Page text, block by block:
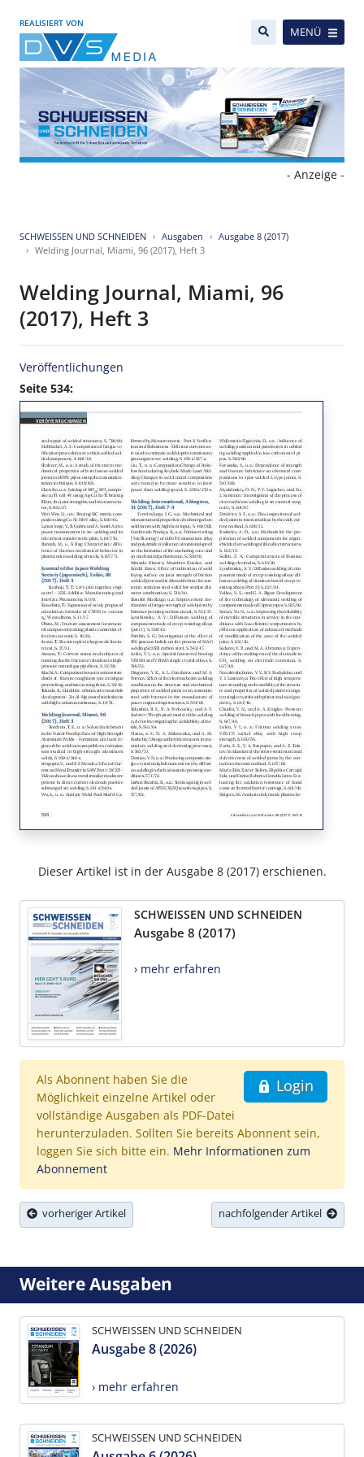
REALISIERT VON
MENÜ
- Anzeige -
SCHWEISSEN UND SCHNEIDEN Ausgaben
Ausgabe 8 (2017)
Welding Journal, Miami, 96 (2017), Heft 3
Welding Journal, Miami, 96
(2017), Heft 3
Veröffentlichungen
Seite 534:
Dieser Artikel ist in der Ausgabe 8 (2017) erschienen.
SCHWEISSEN UND SCHNEIDEN
Ausgabe 8 (2017)
› mehr erfahren
Login
Als Abonnent haben Sie die
Möglichkeit einzelne Artikel oder
vollständige Ausgaben als PDF-Datei
herunterzuladen. Sollten Sie bereits Abonnent sein,
loggen Sie sich bitte ein. Mehr Informationen zum
Abonnement
vorheriger Artikel nachfolgender Artikel
Weitere Ausgaben
SCHWEISSEN UND SCHNEIDEN
Ausgabe 8 (2026)
› mehr erfahren
SCHWEISSEN UND SCHNEIDEN